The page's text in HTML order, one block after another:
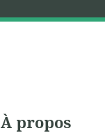
À propos